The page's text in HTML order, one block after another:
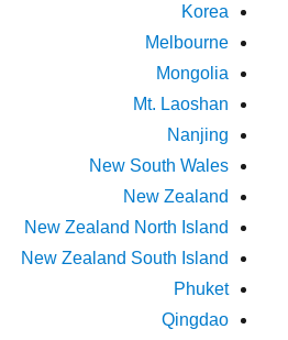
Korea
Melbourne
Mongolia
Mt. Laoshan
Nanjing
New South Wales
New Zealand
New Zealand North Island
New Zealand South Island
Phuket
Qingdao